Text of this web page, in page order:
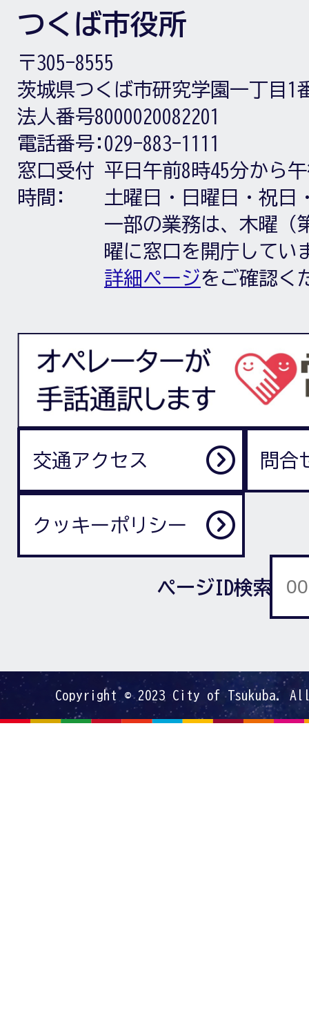
つくば市役所
〒305-8555
茨城県つくば市研究学園一丁目1
法人番号8000020082201
電話番号: 029-883-1111
窓口受付
時間:
平日午前8時45分から
土曜日・日曜日・祝日
一部の業務は、木曜（
曜に窓口を開庁してい
詳細ページをご確認く
交通アクセス 問合
クッキーポリシー
ページID検索
Copyright © 2023 City of Tsukuba.